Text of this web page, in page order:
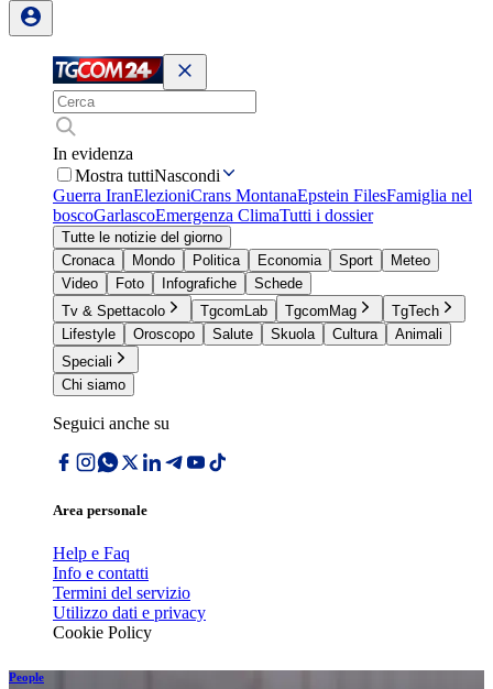
In evidenza
Mostra tuttiNascondi
Guerra IranElezioniCrans MontanaEpstein FilesFamiglia nel
boscoGarlascoEmergenza ClimaTutti i dossier
Tutte le notizie del giorno
Cronaca
Mondo Politica Economia Sport
Meteo
Video
Foto Infografiche
Schede
Tv & Spettacolo
TgcomLab TgcomMag
TgTech
Lifestyle
Oroscopo Salute Skuola Cultura
Animali
Speciali
Chi siamo
Seguici anche su
Area personale
Help e Faq
Info e contatti
Termini del servizio
Utilizzo dati e privacy
Cookie Policy
People